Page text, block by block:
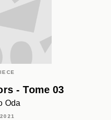
- Tome 03
Oda